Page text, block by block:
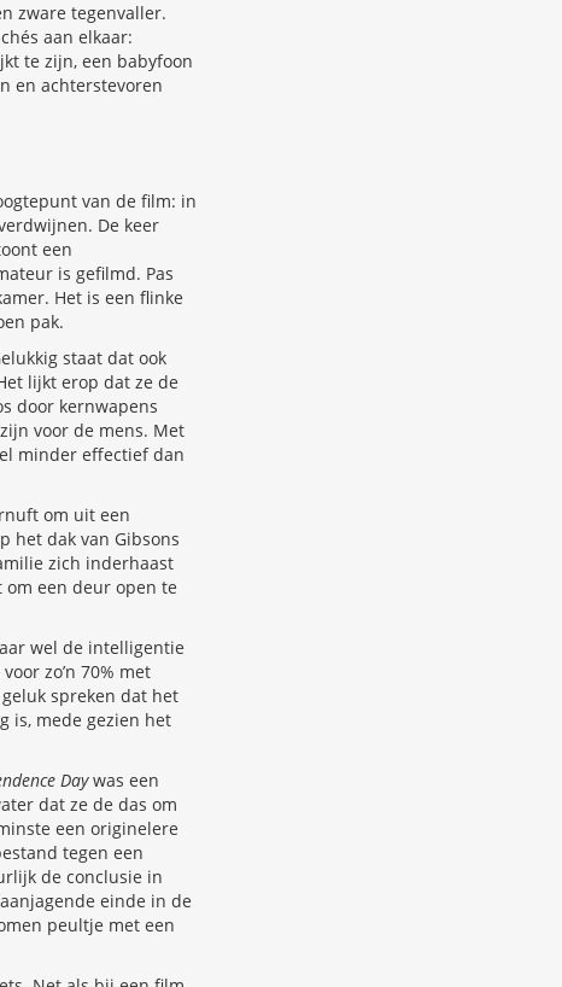
zware tegenvaller.
aan elkaar:
te zijn, een babyfoon
en achterstevoren
van de film: in
De keer
een
is gefilmd. Pas
Het is een flinke
pak.
staat dat ook
lijkt erop dat ze de
door kernwapens
voor de mens. Met
minder effectief dan
om uit een
het dak van Gibsons
zich inderhaast
om een deur open te
wel de intelligentie
zo’n 70% met
spreken dat het
is, mede gezien het
Daywas een
dat ze de das om
een originelere
tegen een
de conclusie in
einde in de
peultje met een